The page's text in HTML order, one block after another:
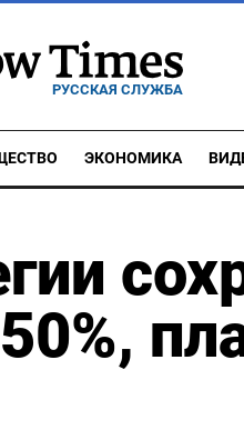
РУССКАЯ СЛУЖБА
ЭКОНОМИКА